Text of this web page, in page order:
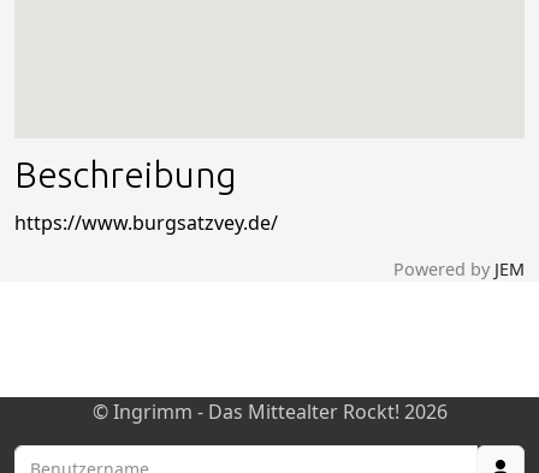
Beschreibung
https://www.burgsatzvey.de/
Powered by JEM
© Ingrimm - Das Mittealter Rockt! 2026
Benutzername